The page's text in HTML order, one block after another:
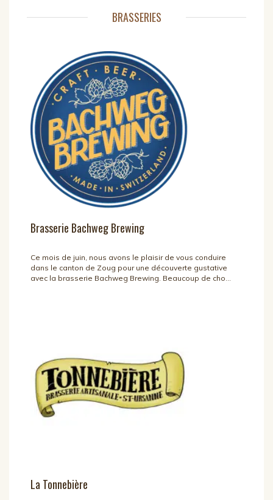
BRASSERIES
Brasserie Bachweg Brewing
Ce mois de juin, nous avons le plaisir de vous conduire
dans le canton de Zoug pour une découverte gustative
avec la brasserie Bachweg Brewing. Beaucoup de cho...
La Tonnebière